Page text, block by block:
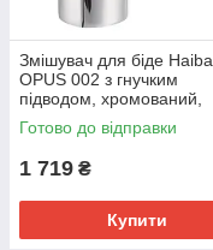
Змішувач для біде Haiba
OPUS 002 з гнучким
підводом, хромований,
латунь (HB0327)
Готово до відправки
1 719 ₴
Купити